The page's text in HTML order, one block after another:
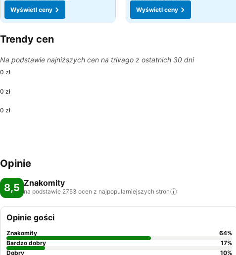
Wyświetl ceny
Wyświetl ceny
Trendy cen
Na podstawie najniższych cen na trivago z ostatnich 30 dni
0 zł
0 zł
0 zł
Opinie
8,5 Znakomity
na podstawie 2753 ocen z najpopularniejszych stron
Opinie gości
Znakomity 64%
Bardzo dobry
17%
Dobry
10%